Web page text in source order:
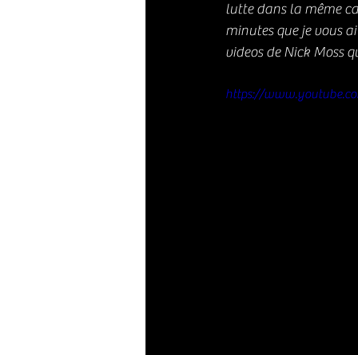
lutte dans la même
minutes que je vous
videos de Nick Moss
https://